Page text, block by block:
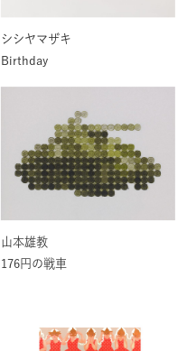
シシヤマザキ
Birthday
山本雄教
176円の戦車